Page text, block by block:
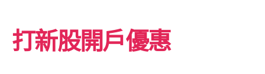
打新股開戶優惠